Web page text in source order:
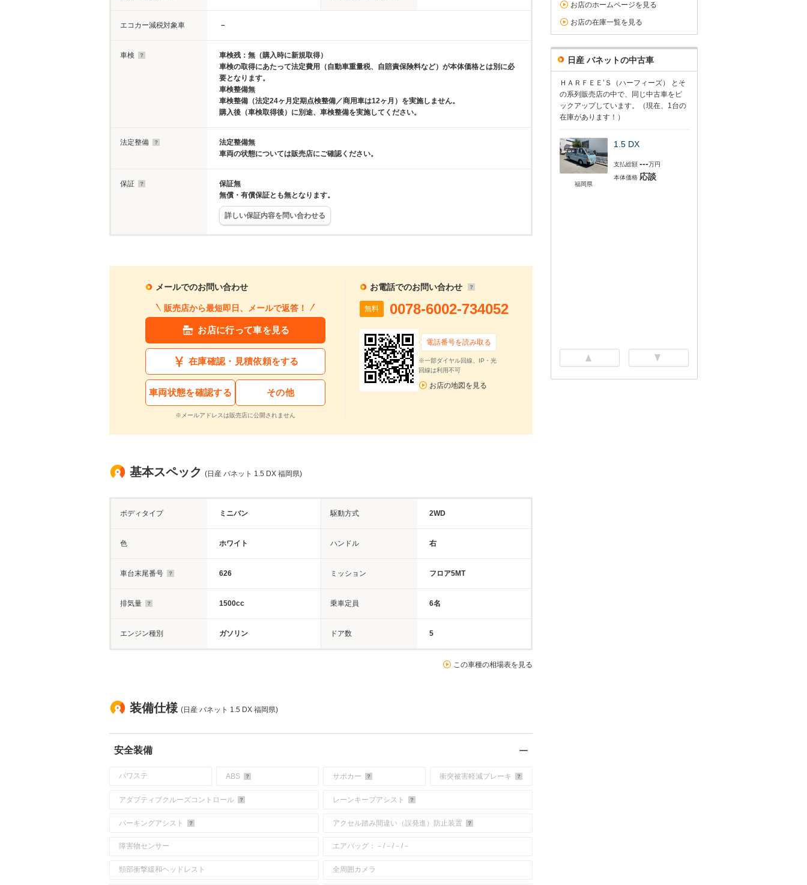
エコカー減税対象車 －
車検
車検残：無（購入時に新規取得）
車検の取得にあたって法定費用（自動車重量税、自賠責保険料など）が本体価格とは別に必
要となります。
車検整備無
車検整備（法定24ヶ月定期点検整備／商用車は12ヶ月）を実施しません。
購入後（車検取得後）に別途、車検整備を実施してください。
法定整備
法定整備無
車両の状態については販売店にご確認ください。
保証
保証無
無償・有償保証とも無となります。
詳しい保証内容を問い合わせる
メールでのお問い合わせ
販売店から最短即日、メールで返答！
お店に行って車を見る
在庫確認・見積依頼をする
車両状態を確認する その他
※メールアドレスは販売店に公開されません
お電話でのお問い合わせ
無料 0078-6002-734052
電話番号を読み取る
※一部ダイヤル回線、IP・光
回線は利用不可
お店の地図を見る
基本スペック (日産 バネット 1.5 DX 福岡県)
ボディタイプ ミニバン 駆動方式 2WD
色 ホワイト ハンドル 右
車台末尾番号 626 ミッション フロア5MT
排気量 1500cc 乗車定員 6名
エンジン種別 ガソリン ドア数 5
この車種の相場表を見る
装備仕様 (日産 バネット 1.5 DX 福岡県)
安全装備
パワステ ABS サポカー 衝突被害軽減ブレーキ
アダプティブクルーズコントロール レーンキープアシスト
パーキングアシスト アクセル踏み間違い（誤発進）防止装置
障害物センサー エアバッグ：－/－/－/－
頸部衝撃緩和ヘッドレスト 全周囲カメラ
お店のホームページを見る
お店の在庫一覧を見る
日産 バネットの中古車
ＨＡＲＦＥＥ’Ｓ（ハーフィーズ） とそ
の系列販売店の中で、同じ中古車をピ
ックアップしています。（現在、1台の
在庫があります！）
福岡県
1.5 DX
支払総額 ---万円
本体価格 応談